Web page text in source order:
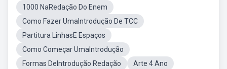
1000 NaRedação Do Enem
Como Fazer UmaIntrodução De TCC
Partitura LinhasE Espaços
Como Começar UmaIntrodução
Formas DeIntrodução Redação
Arte 4 Ano